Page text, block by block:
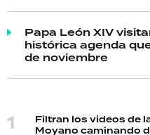
Papa León XIV
histórica agenda
de noviembre
Filtran los videos de
Moyano caminando